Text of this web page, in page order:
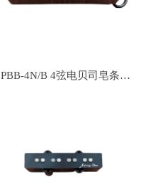
PBB-4N/B 4弦电贝司皂条拾